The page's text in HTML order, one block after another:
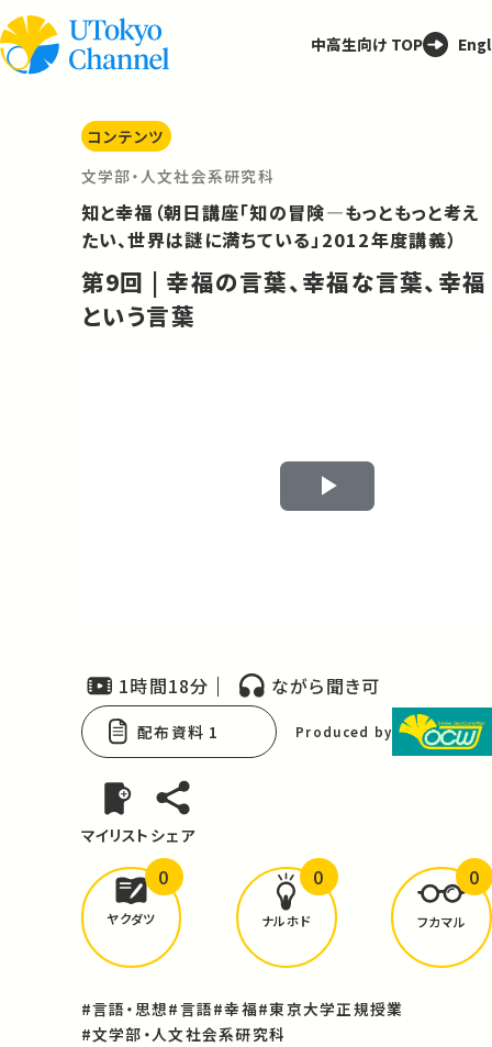
中高生向け TOP
コンテンツ
文学部・人文社会系研究科
知と幸福（朝日講座「知の冒険—もっともっと考え
たい、世界は謎に満ちている」2012年度講義）
第9回 | 幸福の言葉、幸福な言葉、幸福
という言葉
Play
1時間18分 ながら聞き可
配布資料 1 Produced by
マイリスト シェア
どんな学びがありましたか？
ヤクダツ
0
ナルホド
0
フカマル
0
#言語・思想#言語#幸福#東京大学正規授業
#文学部・人文社会系研究科